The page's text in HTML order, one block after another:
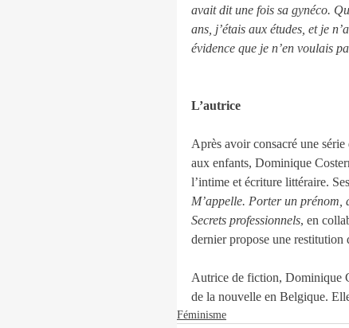
avait dit une fois sa gynéco.
ans, j’étais aux études, et je
évidence que je n’en voulais
L’autrice
Après avoir consacré une
aux enfants, Dominique
l’intime et écriture littéraire.
M’appelle. Porter un prénom,
Secrets professionnels, en
dernier propose une
Autrice de fiction, Dominique
de la nouvelle en Belgique.
Féminisme